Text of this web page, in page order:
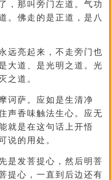
，那叫旁门左道。气功
。佛走的是正道，是八
远亮起来，不走旁门也
大道、是光明之道。光
之道。
诃萨。应如是生清净
声香味触法生心。应无
就是在这句话上开悟
说的用处。
是发菩提心，然后明菩
提心，一直到后边还有